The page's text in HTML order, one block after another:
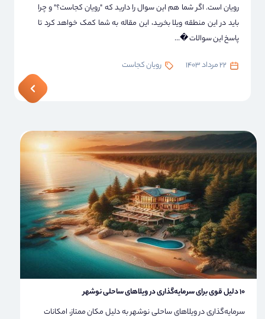
رویان است. اگر شما هم این سوال را دارید که "رویان کجاست؟" و چرا
باید در این منطقه ویلا بخرید، این مقاله به شما کمک خواهد کرد تا
پاسخ این سوالات �...
22 مرداد 1403 رویان کجاست
۱۰ دلیل قوی برای سرمایه‌گذاری در ویلاهای ساحلی نوشهر
سرمایه‌گذاری در ویلاهای ساحلی نوشهر به دلیل مکان ممتاز، امکانات